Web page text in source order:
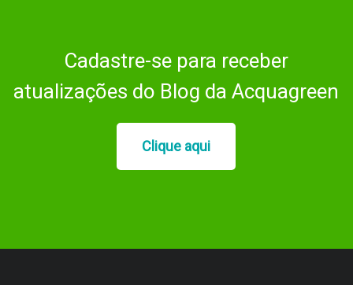
Cadastre-se para receber
atualizações do Blog da Acquagreen
Clique aqui